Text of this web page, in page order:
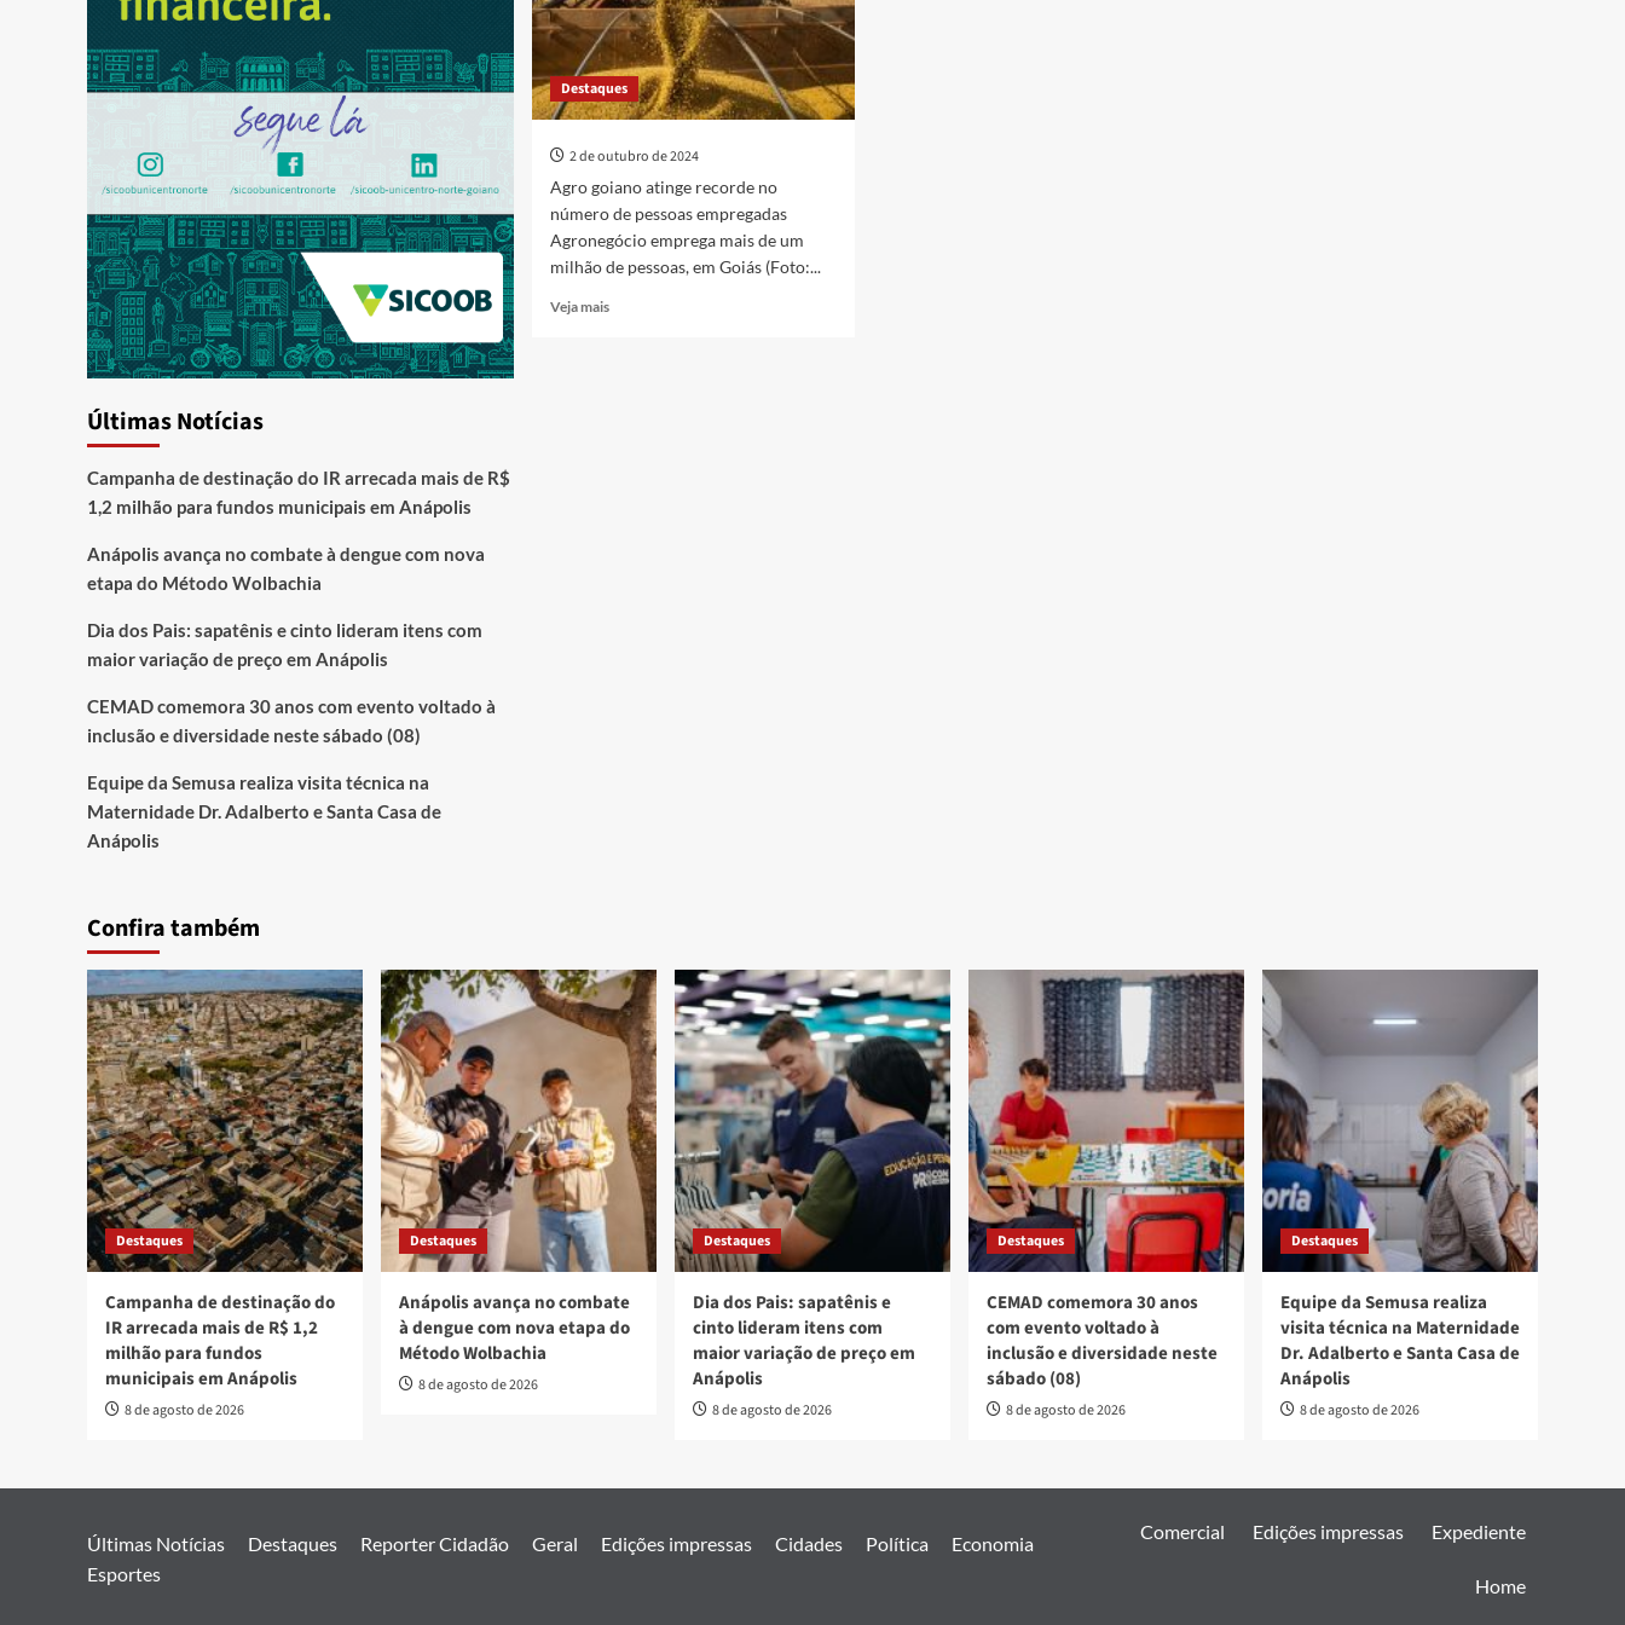
Destaques
2 de outubro de 2024
Agro goiano atinge recorde no
número de pessoas empregadas
Agronegócio emprega mais de um
milhão de pessoas, em Goiás (Foto:...
Veja maisRead
Últimas Notícias
Campanha de destinação do IR arrecada mais de R$
1,2 milhão para fundos municipais em Anápolis
Anápolis avança no combate à dengue com nova
etapa do Método Wolbachia
Dia dos Pais: sapatênis e cinto lideram itens com
maior variação de preço em Anápolis
CEMAD comemora 30 anos com evento voltado à
inclusão e diversidade neste sábado (08)
Equipe da Semusa realiza visita técnica na
Maternidade Dr. Adalberto e Santa Casa de
Anápolis
Confira também
Destaques
Campanha de destinação do
IR arrecada mais de R$ 1,2
milhão para fundos
municipais em Anápolis
8 de agosto de 2026
Destaques
Anápolis avança no combate
à dengue com nova etapa do
Método Wolbachia
8 de agosto de 2026
Destaques
Dia dos Pais: sapatênis e
cinto lideram itens com
maior variação de preço em
Anápolis
8 de agosto de 2026
Destaques
CEMAD comemora 30 anos
com evento voltado à
inclusão e diversidade neste
sábado (08)
8 de agosto de 2026
Destaques
Equipe da Semusa realiza
visita técnica na Maternidade
Dr. Adalberto e Santa Casa de
Anápolis
8 de agosto de 2026
Últimas Notícias Destaques Reporter Cidadão Geral Edições impressas Cidades Política
Economia
Esportes
Comercial Edições impressas Expediente
Home